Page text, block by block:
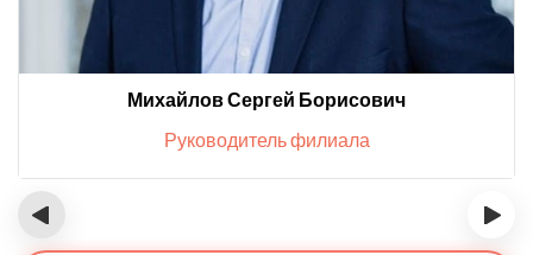
Михайлов Сергей Борисович
Руководитель филиала
‹ ›